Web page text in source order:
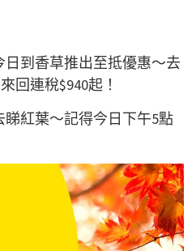
到香草推出至抵優惠～去
回連稅$940起！
紅葉～記得今日下午5點